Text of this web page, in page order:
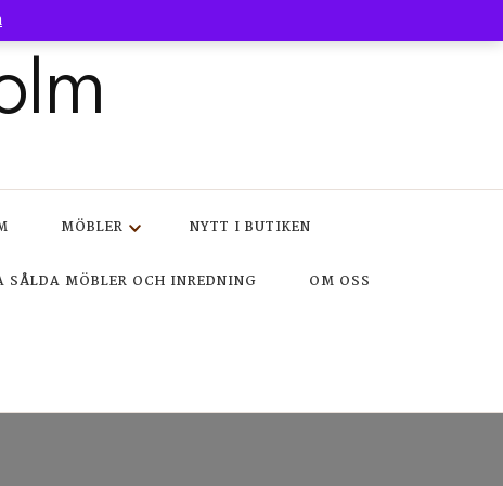
MÖBLER NYTT I BUTIKEN
SÅLDA MÖBLER OCH INREDNING OM OSS